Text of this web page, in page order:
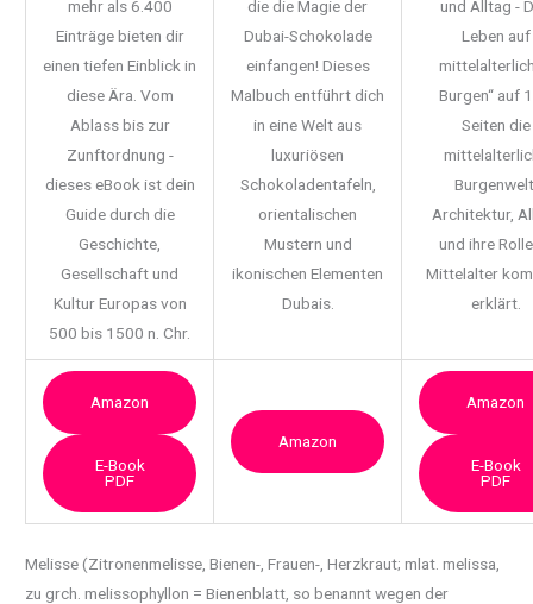
mehr als 6.400
Einträge bieten dir
einen tiefen Einblick in
diese Ära. Vom
Ablass bis zur
Zunftordnung -
dieses eBook ist dein
Guide durch die
Geschichte,
Gesellschaft und
Kultur Europas von
500 bis 1500 n. Chr.
die die Magie der
Dubai-Schokolade
einfangen! Dieses
Malbuch entführt dich
in eine Welt aus
luxuriösen
Schokoladentafeln,
orientalischen
Mustern und
ikonischen Elementen
Dubais.
und Alltag -
Leben auf
Burgen“ auf
Seiten die
Architektur,
und ihre
Mittelalter
erklärt.
Amazon
E-Book
PDF
Amazon
Amazon
E-Book
PDF
Melisse (Zitronenmelisse, Bienen-, Frauen-, Herzkraut; mlat. melissa,
zu grch. melissophyllon = Bienenblatt, so benannt wegen der